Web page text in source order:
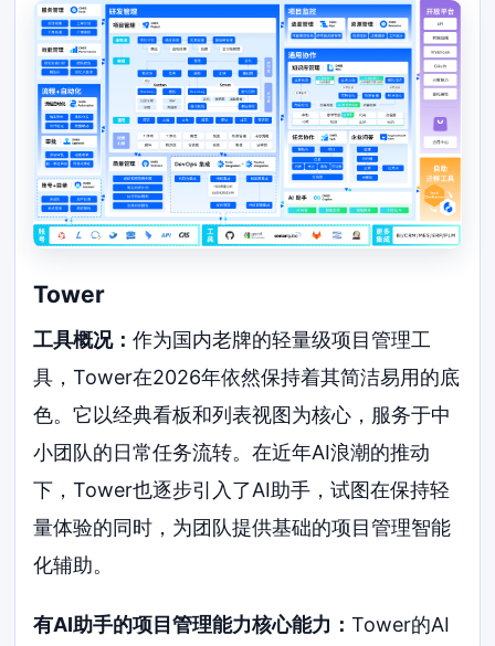
Tower
工具概况：作为国内老牌的轻量级项目管理工
具，Tower在2026年依然保持着其简洁易用的底
色。它以经典看板和列表视图为核心，服务于中
小团队的日常任务流转。在近年AI浪潮的推动
下，Tower也逐步引入了AI助手，试图在保持轻
量体验的同时，为团队提供基础的项目管理智能
化辅助。
有AI助手的项目管理能力核心能力：Tower的AI